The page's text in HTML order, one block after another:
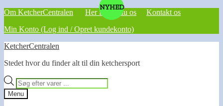
Om KetcherCentralen Her finder du os
Kontakt os
Min Konto (Log ind / Opret kundekonto)
Spring
navigation
Spring
indhold
KetcherCentralen
Stedet hvor du finder alt til din ketchersport
Products
search
Menu
NYHED